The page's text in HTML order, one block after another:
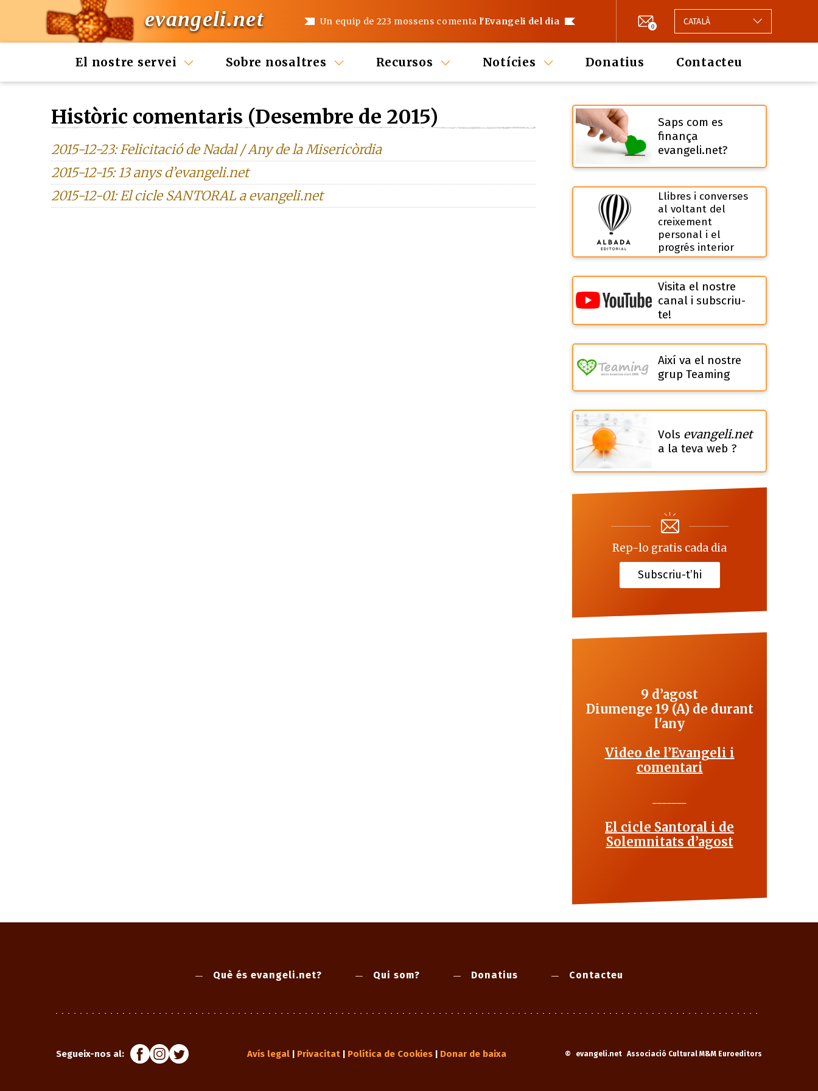
evangeli.net Un equip de 223 mossens comenta l'Evangeli del dia 0 CATALÀ
El nostre servei Sobre nosaltres Recursos Notícies Donatius Contacteu
Històric comentaris (Desembre de 2015)
2015-12-23: Felicitació de Nadal / Any de la Misericòrdia
2015-12-15: 13 anys d’evangeli.net
2015-12-01: El cicle SANTORAL a evangeli.net
Saps com es
finança
evangeli.net?
Llibres i converses
al voltant del
creixement
personal i el
progrés interior
Visita el nostre
canal i subscriu-
te!
Així va el nostre
grup Teaming
Vols evangeli.net
a la teva web ?
Rep-lo gratis cada dia
Subscriu-t’hi
9 d’agost
Diumenge 19 (A) de durant
l'any
Video de l’Evangeli i
comentari
El cicle Santoral i de
Solemnitats d’agost
Què és evangeli.net? Qui som? Donatius Contacteu
Segueix-nos al: © evangeli.net Associació Cultural M&M Euroeditors
Avís legal Privacitat Política de Cookies Donar de baixa